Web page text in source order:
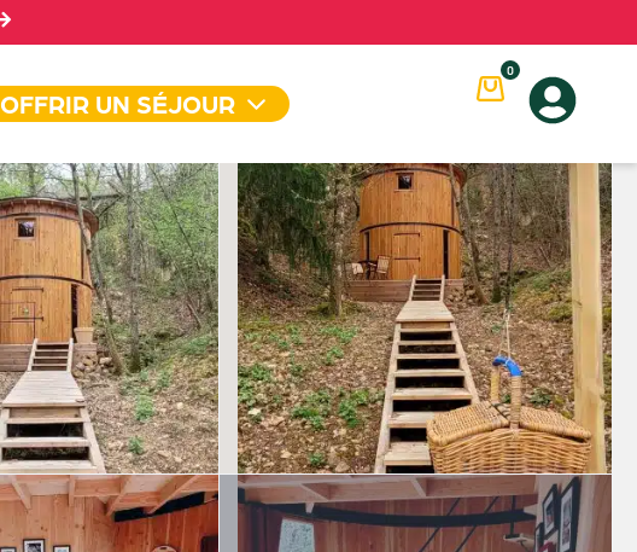
OFFRIR UN SÉJOUR
0